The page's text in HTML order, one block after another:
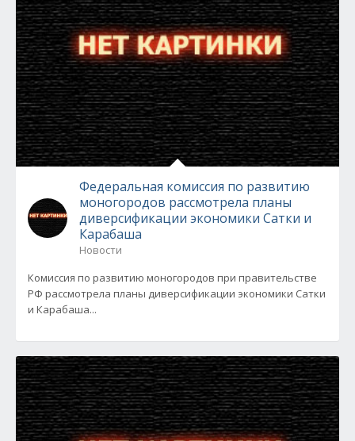
Федеральная комиссия по развитию
моногородов рассмотрела планы
диверсификации экономики Сатки и
Карабаша
Новости
Комиссия по развитию моногородов при правительстве
РФ рассмотрела планы диверсификации экономики Сатки
и Карабаша...